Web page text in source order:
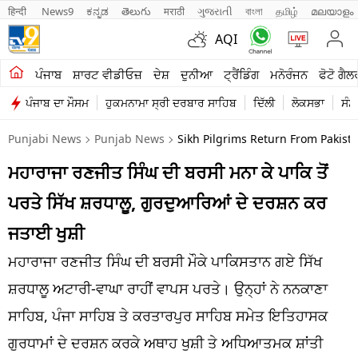
हिन्दी News9 ಕನ್ನಡ తెలుగు मराठी ગુજરાતી বাংলা தமிழ் മലയാളം
AQI
ਪੰਜਾਬ ਸ਼ਾਰਟ ਵੀਡੀਓਜ਼ ਦੇਸ਼ ਦੁਨੀਆ ਟ੍ਰੈਂਡਿੰਗ ਮਨੋਰੰਜਨ ਫੋਟੋ
ਪੰਜਾਬ ਦਾ ਮੌਸਮ ਹੁਕਮਨਾਮਾ ਸ੍ਰੀ ਦਰਬਾਰ ਸਾਹਿਬ ਦਿੱਲੀ ਲੋਕਸਭਾ
ਖੇਤੀਬਾੜੀ
ਸ਼ਾਰਟ ਵੀਡੀਓਜ਼
ਕਾਰੋਬਾਰ
ਕਰਿਅਰ
ਦੇਸ਼
ਲਾਈਫ ਸਟਾਈਲ
ਪੰਜਾਬ
Punjabi News Punjab News Sikh Pilgrims Return From
ਮਹਾਰਾਜਾ ਰਣਜੀਤ ਸਿੰਘ ਦੀ ਬਰਸੀ ਮਨਾ ਕੇ ਪਾਕਿ ਤੋਂ
ਪਰਤੇ ਸਿੱਖ ਸ਼ਰਧਾਲੂ, ਗੁਰਦੁਆਰਿਆਂ ਦੇ ਦਰਸ਼ਨ ਕਰ
ਜਤਾਈ ਖੁਸ਼ੀ
ਮਹਾਰਾਜਾ ਰਣਜੀਤ ਸਿੰਘ ਦੀ ਬਰਸੀ ਮੌਕੇ ਪਾਕਿਸਤਾਨ ਗਏ ਸਿੱਖ
ਸ਼ਰਧਾਲੂ ਅਟਾਰੀ-ਵਾਘਾ ਰਾਹੀਂ ਵਾਪਸ ਪਰਤੇ। ਉਨ੍ਹਾਂ ਨੇ ਨਨਕਾਣਾ
ਸਾਹਿਬ, ਪੰਜਾ ਸਾਹਿਬ ਤੇ ਕਰਤਾਰਪੁਰ ਸਾਹਿਬ ਸਮੇਤ ਇਤਿਹਾਸਕ
ਗੁਰਧਾਮਾਂ ਦੇ ਦਰਸ਼ਨ ਕਰਕੇ ਅਥਾਹ ਖੁਸ਼ੀ ਤੇ ਅਧਿਆਤਮਕ ਸ਼ਾਂਤੀ